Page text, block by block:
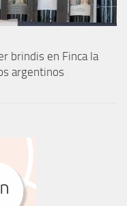
brindis en Finca la
argentinos